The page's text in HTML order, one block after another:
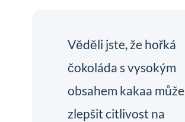
Věděli jste, že hořká
čokoláda s vysokým
obsahem kakaa může
zlepšit citlivost na